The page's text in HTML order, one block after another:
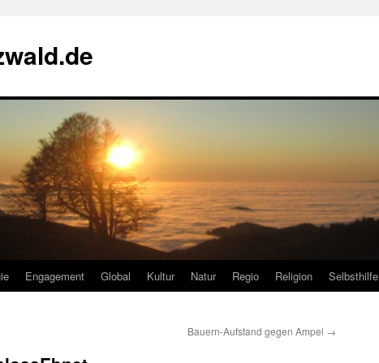
Engagement Global Kultur Natur Regio Religion Selbsthilfe
Bauern-Aufstand gegen Ampel →